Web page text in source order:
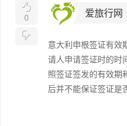

0

爱旅行网
意大利申根签证有效
请人申请签证时的时
照签证签发的有效期
后并不能保证签证是